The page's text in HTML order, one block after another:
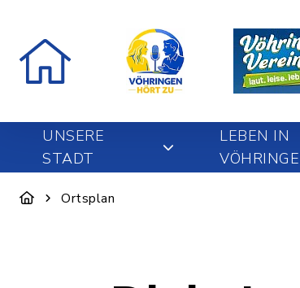
UNSERE
STADT
LEBEN IN
Ortsplan